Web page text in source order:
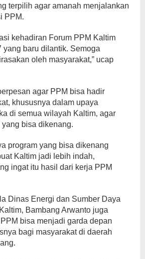
terpilih agar amanah menjalankan
PPM.
kehadiran Forum PPM Kaltim
yang baru dilantik. Semoga
oleh masyarakat,” ucap
agar PPM bisa hadir
khususnya dalam upaya
di semua wilayah Kaltim, agar
bisa dikenang.
program yang bisa dikenang
Kaltim jadi lebih indah,
ingat itu hasil dari kerja PPM
Dinas Energi dan Sumber Daya
Bambang Arwanto juga
bisa menjadi garda depan
bagi masyarakat di daerah